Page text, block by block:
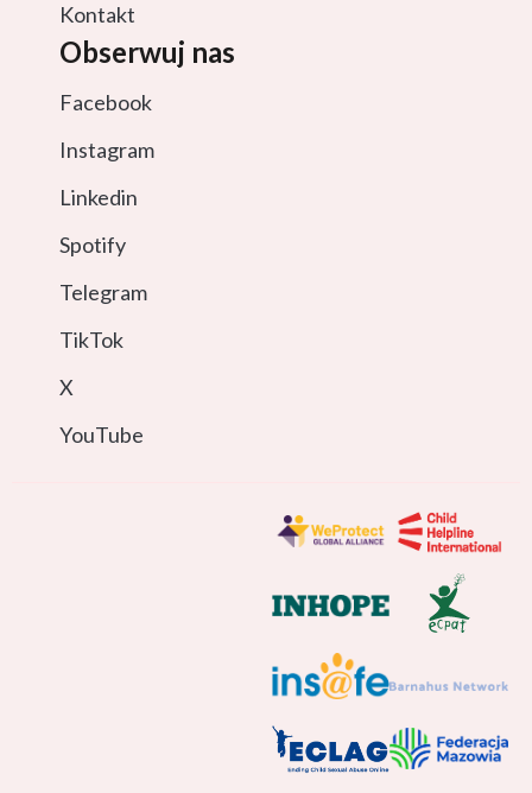
Kontakt
Obserwuj nas
Facebook
Instagram
Linkedin
Spotify
Telegram
TikTok
X
YouTube